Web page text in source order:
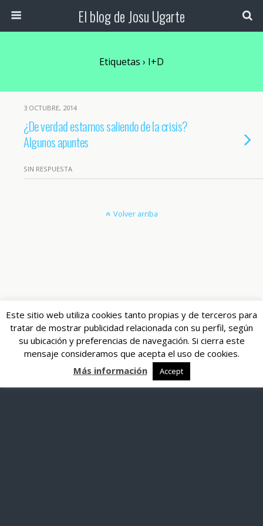
El blog de Josu Ugarte
Etiquetas › I+D
3 OCTUBRE, 2014
¿De verdad estamos saliendo de la crisis?
Algunos apuntes
SIN RESPUESTA
Este sitio web utiliza cookies tanto propias y de terceros para
tratar de mostrar publicidad relacionada con su perfil, según
su ubicación y preferencias de navegación. Si cierra este
mensaje consideramos que acepta el uso de cookies.
Más información
Accept
Volver arriba